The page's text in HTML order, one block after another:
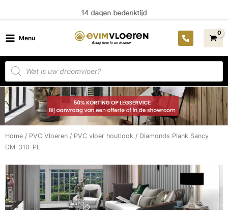
inhoud
14 dagen bedenktijd
Menu
Producten
zoeken
Home / PVC Vloeren / PVC vloer houtlook / Diamonds Plank Sancy
DM-310-PL